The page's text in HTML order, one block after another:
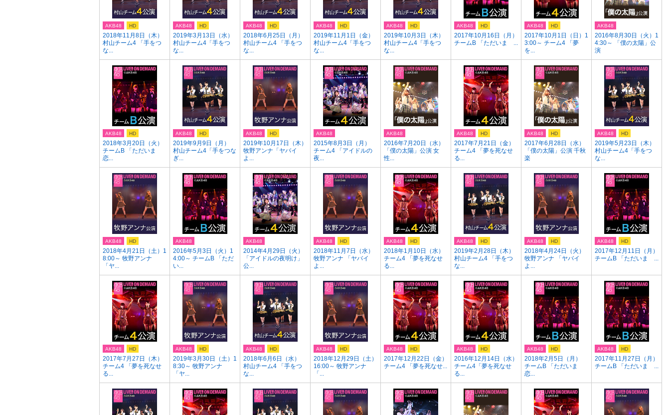
2018年11月8日（木）
村山チーム4 「手をつ
な...
AKB48 HD
2019年3月13日（水）
村山チーム4「手をつ
な...
AKB48 HD
2018年6月25日（月）
村山チーム4 「手をつ
な...
AKB48 HD
2019年11月1日（金）
村山チーム4「手をつ
な...
AKB48 HD
2019年10月3日（木）
村山チーム4「手をつ
な...
AKB48 HD
2017年10月16日（月）
チームB 「ただいま ...
AKB48 HD
2017年10月1日（日）1
3:00～ チーム4 「夢
を...
AKB48 HD
2016年8月30日（火）1
4:30～ 「僕の太陽」公
演
AKB48
2018年3月20日（火）
チームB 「ただいま
恋...
AKB48 HD
2019年9月9日（月）
村山チーム4「手をつな
ぎ...
AKB48 HD
2019年10月17日（木）
牧野アンナ「ヤバイ
よ...
AKB48 HD
2015年8月3日（月）
チーム4 「アイドルの
夜...
AKB48
2016年7月20日（水）
「僕の太陽」公演 女
性...
AKB48
2017年7月21日（金）
チーム4 「夢を死なせ
る...
AKB48 HD
2017年6月28日（水）
「僕の太陽」公演 千秋
楽
AKB48 HD
2019年5月23日（木）
村山チーム4「手をつ
な...
AKB48 HD
2018年4月21日（土）1
8:00～ 牧野アンナ
「ヤ...
AKB48 HD
2016年5月3日（火）1
4:00～ チームB 「ただ
い...
AKB48
2014年4月29日（火）
「アイドルの夜明け」
公...
AKB48
2018年11月7日（水）
牧野アンナ 「ヤバイ
よ...
AKB48 HD
2018年1月10日（水）
チーム4 「夢を死なせ
る...
AKB48 HD
2019年2月28日（木）
村山チーム4 「手をつ
な...
AKB48 HD
2018年4月24日（火）
牧野アンナ 「ヤバイ
よ...
AKB48 HD
2017年12月11日（月）
チームB 「ただいま ...
AKB48 HD
2017年7月27日（木）
チーム4 「夢を死なせ
る...
AKB48 HD
2019年3月30日（土）1
8:30～ 牧野アンナ
「ヤ...
AKB48 HD
2018年6月6日（水）
村山チーム4 「手をつ
な...
AKB48 HD
2018年12月29日（土）
16:00～ 牧野アンナ
「...
AKB48 HD
2017年12月22日（金）
チーム4 「夢を死なせ...
AKB48 HD
2016年12月14日（水）
チーム4「夢を死なせ
る...
AKB48 HD
2018年2月5日（月）
チームB 「ただいま
恋...
AKB48 HD
2017年11月27日（月）
チームB 「ただいま ...
AKB48 HD